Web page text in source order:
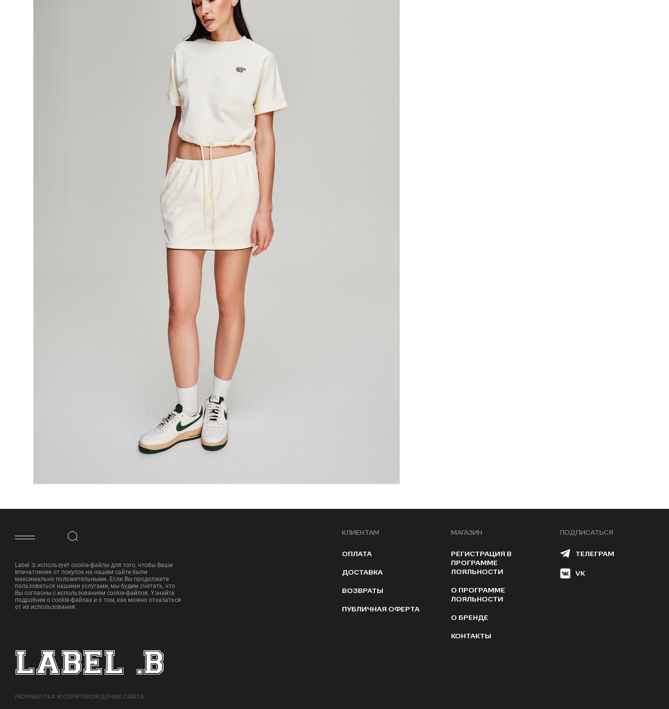
ФУТЕР САЙТА
Label .b использует cookie-файлы для того, чтобы Ваши
впечатления от покупок на нашем сайте были
максимально положительными. Если Вы продолжите
пользоваться нашими услугами, мы будем считать, что
Вы согласны с использованием cookie-файлов. Узнайте
подробнее о cookie-файлах и о том, как можно отказаться
от их использования.
РАЗРАБОТКА И СОПРОВОЖДЕНИЕ САЙТА
КЛИЕНТАМ
ОПЛАТА
ДОСТАВКА
ВОЗВРАТЫ
ПУБЛИЧНАЯ ОФЕРТА
МАГАЗИН
РЕГИСТРАЦИЯ В
ПРОГРАММЕ
ЛОЯЛЬНОСТИ
О ПРОГРАММЕ
ЛОЯЛЬНОСТИ
О БРЕНДЕ
КОНТАКТЫ
ПОДПИСАТЬСЯ
ТЕЛЕГРАМ
VK